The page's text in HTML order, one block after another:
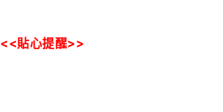
<<貼心提醒>>